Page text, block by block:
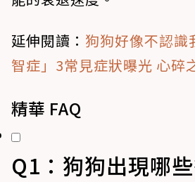
延伸閱讀 ： 狗狗好像不認識
智症」3常見症狀曝光 心碎
精華 FAQ
Q1：狗狗出現哪